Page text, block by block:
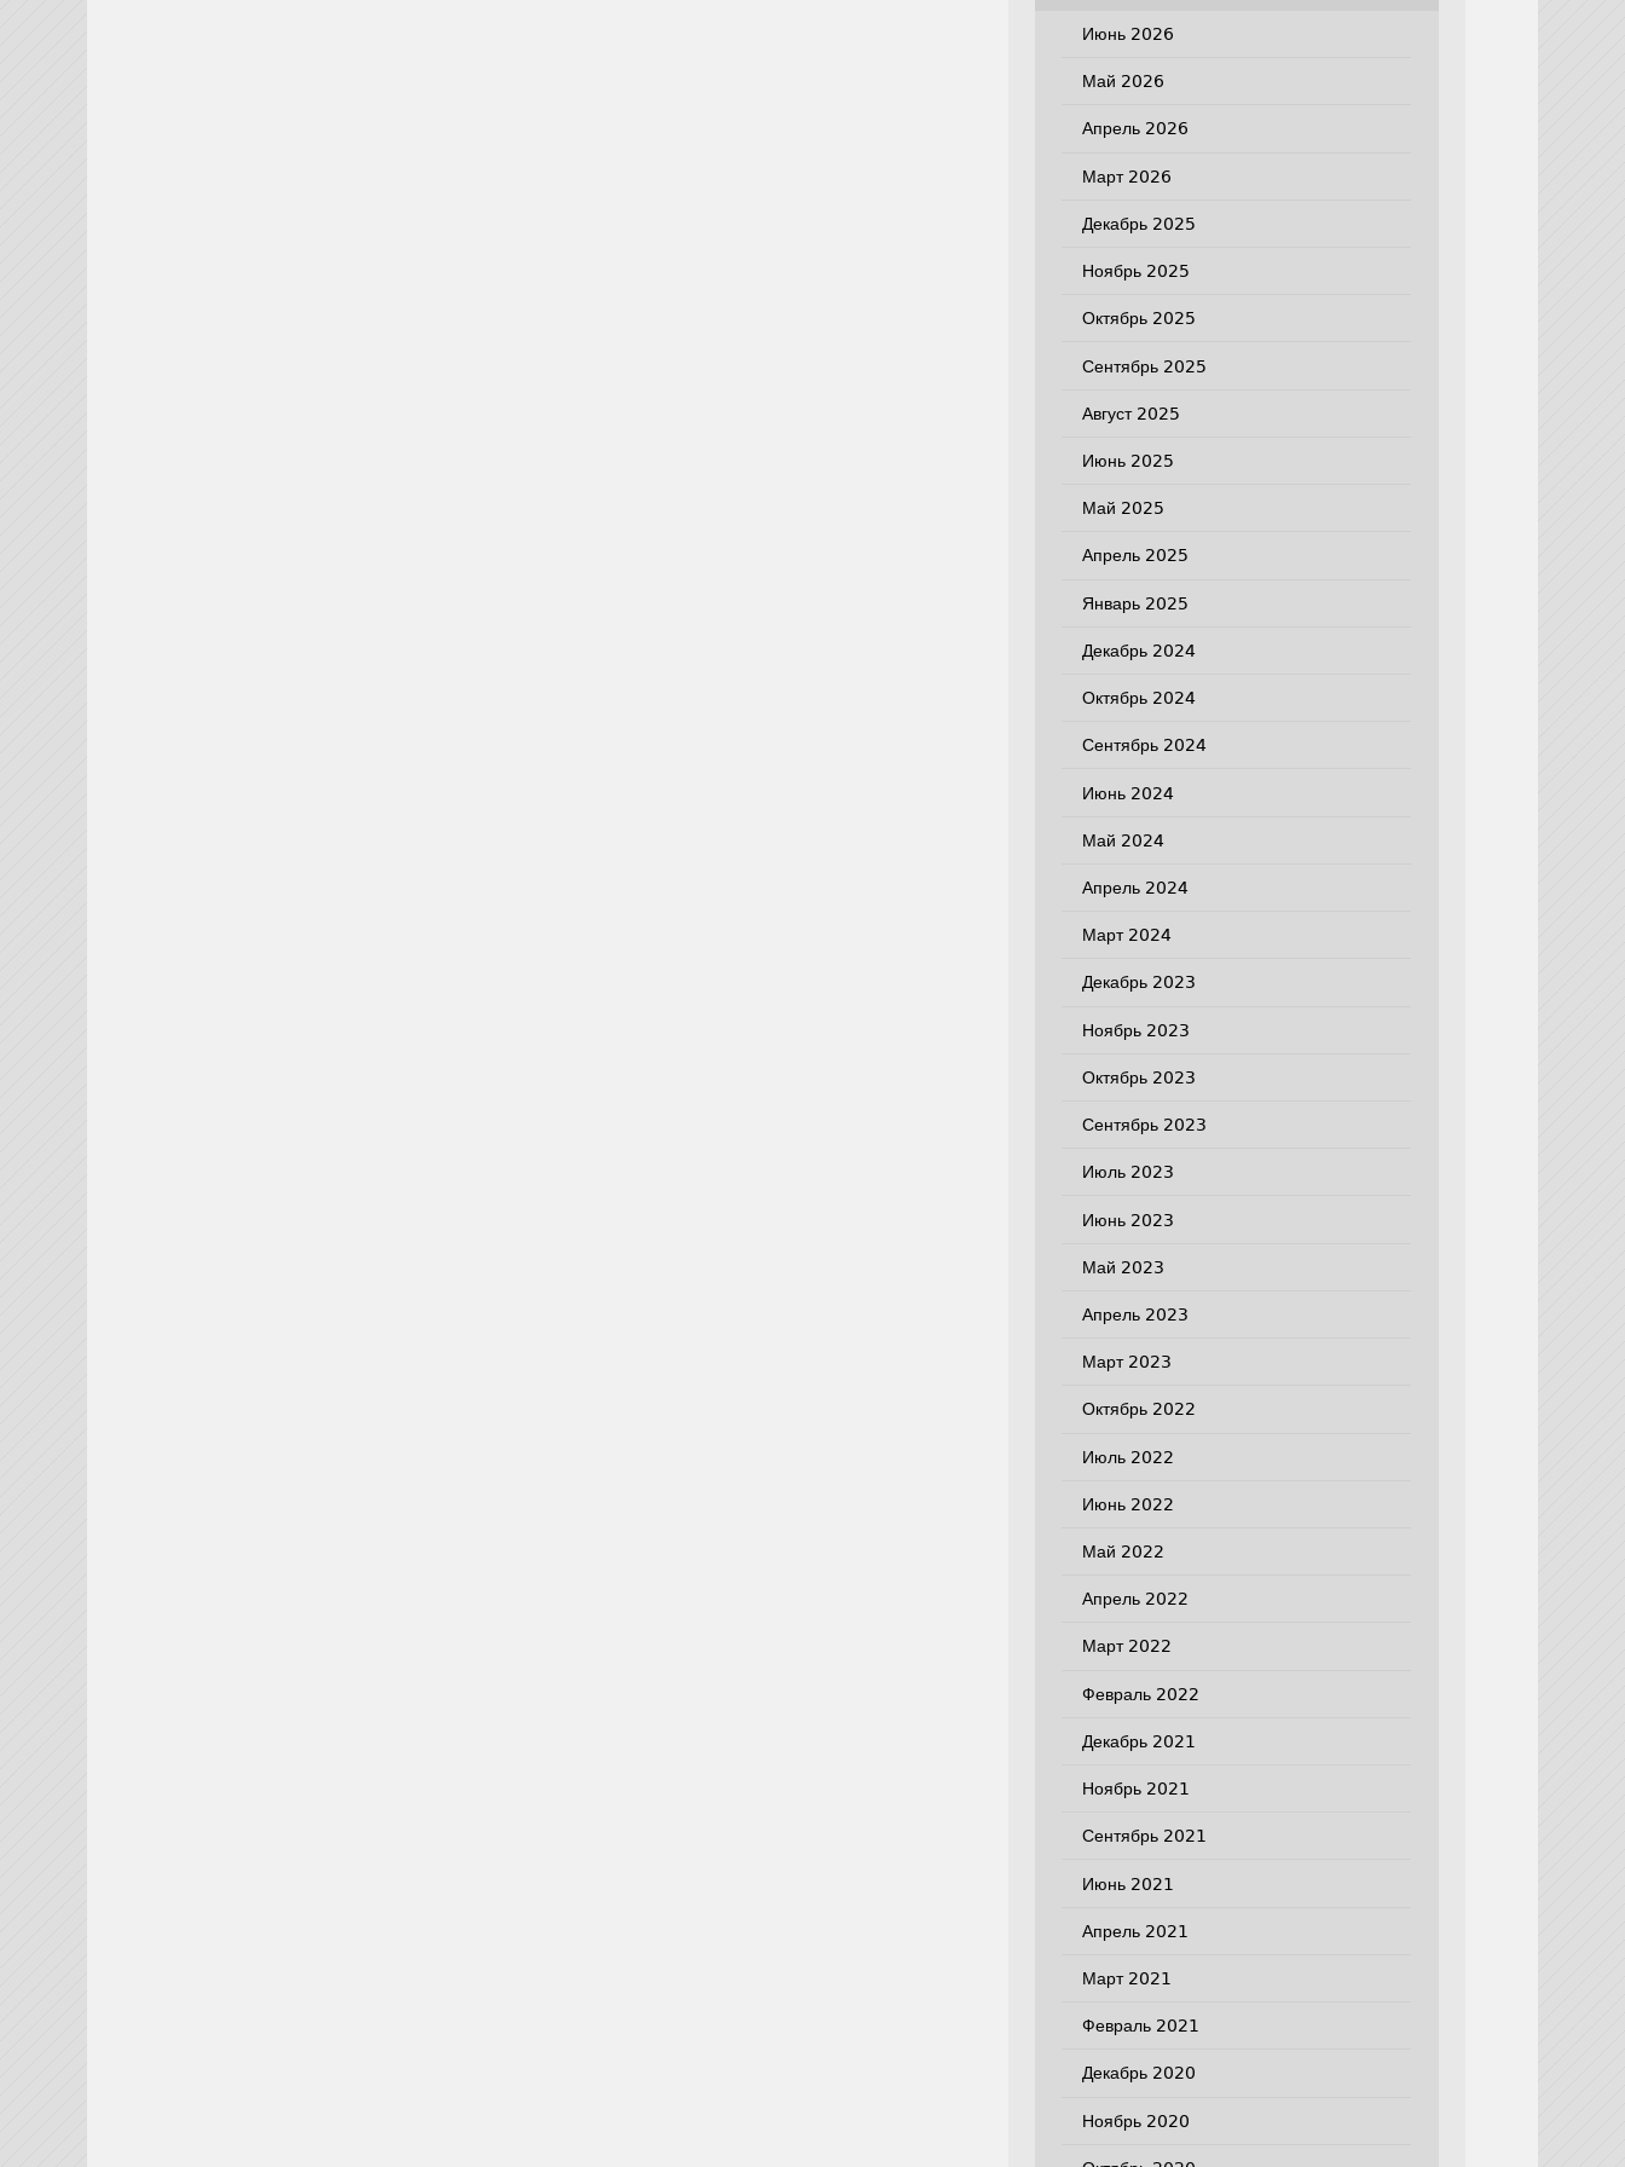
Июнь 2026
Май 2026
Апрель 2026
Март 2026
Декабрь 2025
Ноябрь 2025
Октябрь 2025
Сентябрь 2025
Август 2025
Июнь 2025
Май 2025
Апрель 2025
Январь 2025
Декабрь 2024
Октябрь 2024
Сентябрь 2024
Июнь 2024
Май 2024
Апрель 2024
Март 2024
Декабрь 2023
Ноябрь 2023
Октябрь 2023
Сентябрь 2023
Июль 2023
Июнь 2023
Май 2023
Апрель 2023
Март 2023
Октябрь 2022
Июль 2022
Июнь 2022
Май 2022
Апрель 2022
Март 2022
Февраль 2022
Декабрь 2021
Ноябрь 2021
Сентябрь 2021
Июнь 2021
Апрель 2021
Март 2021
Февраль 2021
Декабрь 2020
Ноябрь 2020